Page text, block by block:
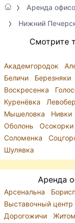
Аренда
Нижний
Смотрите
Академгородок
Беличи
Березняки
Воскресенка
Куренёвка
Мышеловка
Нивки
Оболонь
Осокорки
Соломенка
Шулявка
Аренда
Арсенальна
Выставочный центр
Дорогожичи